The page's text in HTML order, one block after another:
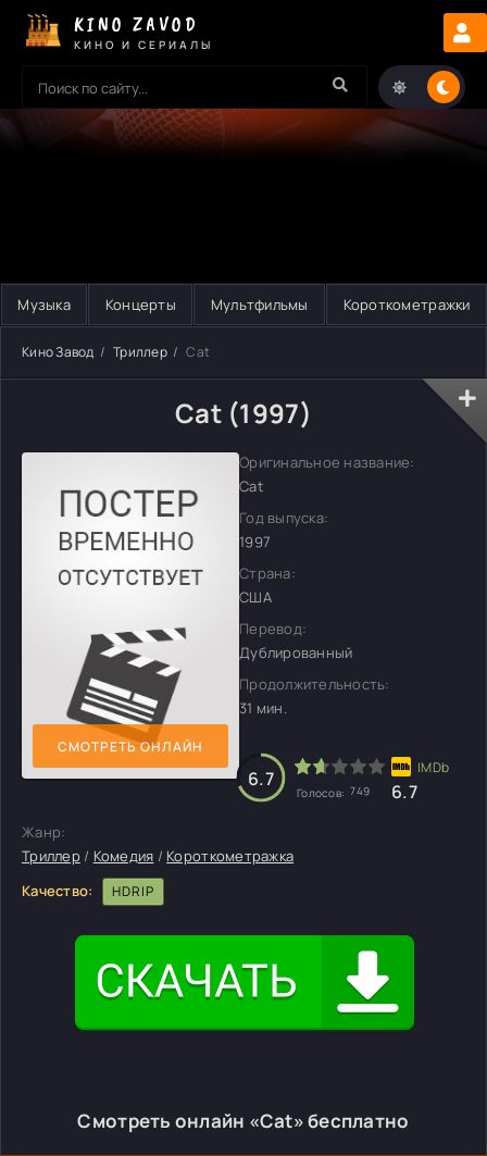
KINO ZAVOD
КИНО И СЕРИАЛЫ
Музыка Концерты Мультфильмы Короткометражки
Кино Завод Триллер Cat
Cat (1997)
СМОТРЕТЬ ОНЛАЙН
Оригинальное название:
Cat
Год выпуска:
1997
Страна:
США
Перевод:
Дублированный
Продолжительность:
31 мин.
6.7
Голосов: 749 6.7
Жанр:
Триллер/ Комедия / Короткометражка
Качество:
HDRIP
Смотреть онлайн «Cat» бесплатно